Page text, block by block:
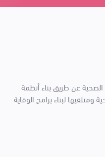
عن طريق بناء أنظمة
لبناء برامج الوقاية